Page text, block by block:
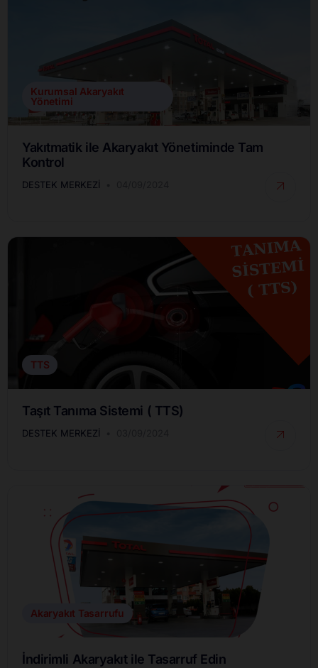
Kurumsal Akaryakıt
Yönetimi
Yakıtmatik ile Akaryakıt Yönetiminde Tam
Kontrol
DESTEK MERKEZI
TTS
Taşıt Tanıma Sistemi ( TTS)
DESTEK MERKEZI
Akaryakıt Tasarrufu
İndirimli Akaryakıt ile Tasarruf Edin